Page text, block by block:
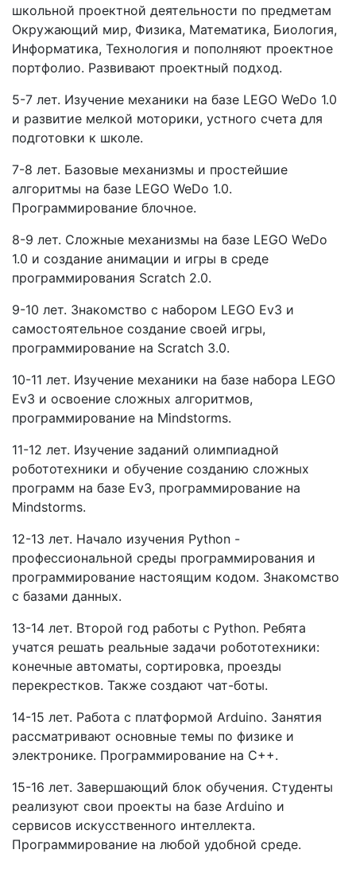
школьной проектной деятельности по предметам
Окружающий мир, Физика, Математика, Биология,
Информатика, Технология и пополняют проектное
портфолио. Развивают проектный подход.
5-7 лет. Изучение механики на базе LEGO WeDo 1.0
и развитие мелкой моторики, устного счета для
подготовки к школе.
7-8 лет. Базовые механизмы и простейшие
алгоритмы на базе LEGO WeDo 1.0.
Программирование блочное.
8-9 лет. Сложные механизмы на базе LEGO WeDo
1.0 и создание анимации и игры в среде
программирования Scratch 2.0.
9-10 лет. Знакомство с набором LEGO Ev3 и
самостоятельное создание своей игры,
программирование на Scratch 3.0.
10-11 лет. Изучение механики на базе набора LEGO
Ev3 и освоение сложных алгоритмов,
программирование на Mindstorms.
11-12 лет. Изучение заданий олимпиадной
робототехники и обучение созданию сложных
программ на базе Ev3, программирование на
Mindstorms.
12-13 лет. Начало изучения Python -
профессиональной среды программирования и
программирование настоящим кодом. Знакомство
с базами данных.
13-14 лет. Второй год работы с Python. Ребята
учатся решать реальные задачи робототехники:
конечные автоматы, сортировка, проезды
перекрестков. Также создают чат-боты.
14-15 лет. Работа с платформой Arduino. Занятия
рассматривают основные темы по физике и
электронике. Программирование на C++.
15-16 лет. Завершающий блок обучения. Студенты
реализуют свои проекты на базе Arduino и
сервисов искусственного интеллекта.
Программирование на любой удобной среде.